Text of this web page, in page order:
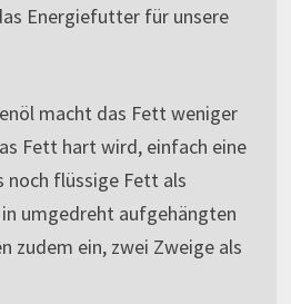
Energiefutter für unsere
macht das Fett weniger
Fett hart wird, einfach eine
noch flüssige Fett als
umgedreht aufgehängten
zudem ein, zwei Zweige als